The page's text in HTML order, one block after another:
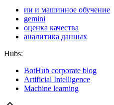
ии и машинное обучение
gemini
оценка качества
аналитика данных
Hubs:
BotHub corporate blog
Artificial Intelligence
Machine learning